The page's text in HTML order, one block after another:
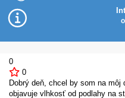
0
0
Dobrý deň, chcel by som na
objavuje vlhkosť od podlahy na